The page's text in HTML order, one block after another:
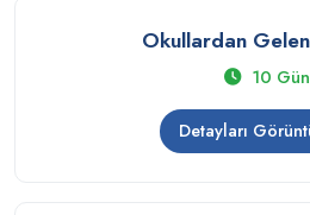
Okullardan
10 Gün
Detayları